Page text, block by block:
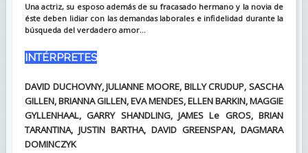
Una actriz, su esposo además de su fracasado hermano y la novia de
éste deben lidiar con las demandas laborales e infidelidad durante la
búsqueda del verdadero amor...
INTÉRPRETES
DAVID DUCHOVNY, JULIANNE MOORE, BILLY CRUDUP, SASCHA
GILLEN, BRIANNA GILLEN, EVA MENDES, ELLEN BARKIN, MAGGIE
GYLLENHAAL, GARRY SHANDLING, JAMES Le GROS, BRIAN
TARANTINA, JUSTIN BARTHA, DAVID GREENSPAN, DAGMARA
DOMINCZYK